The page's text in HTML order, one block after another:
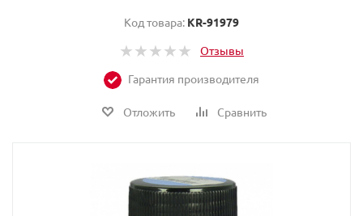
Код товара: KR-91979
Отзывы
Гарантия производителя
Отложить Сравнить